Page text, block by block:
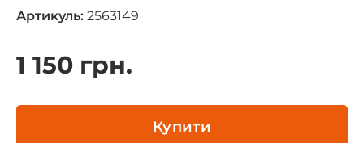
Артикуль: 2563149
1 150 грн.
Купити